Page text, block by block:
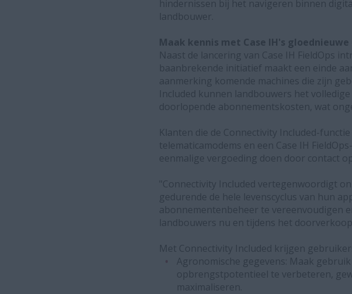
hindernissen bij het navigeren binnen
landbouwer.
Maak kennis met Case IH's
Naast de lancering van Case IH FieldOps
baanbrekende initiatief maakt een einde
aanmerking komende machines die zijn
Included kunnen landbouwers het
doorlopende abonnementskosten, wat
Klanten die de Connectivity Included-
telematicamodems en een Case IH
eenmalige vergoeding doen door contact
"Connectivity Included vertegenwoordigt
gedurende de hele levenscyclus van hun
abonnementenbeheer te vereenvoudigen
landbouwers nu en tijdens het
Met Connectivity Included krijgen
Agronomische gegevens: Maak
opbrengstpotentieel te verbeteren,
maximaliseren.